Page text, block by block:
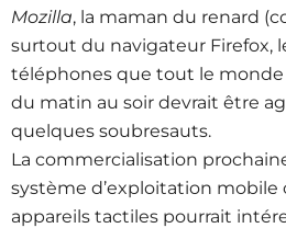
Mozilla, la maman du renard
surtout du navigateur Firefox,
téléphones que tout le
du matin au soir devrait être
quelques soubresauts.
La commercialisation
système d’exploitation mobile
appareils tactiles pourrait